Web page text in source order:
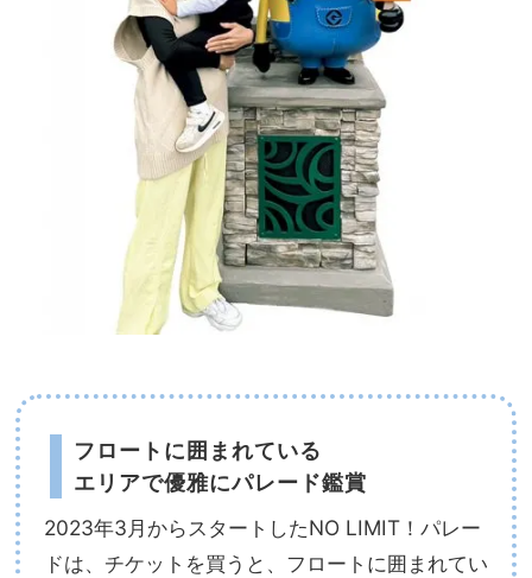
フロートに囲まれている
エリアで優雅にパレード鑑賞
2023年3月からスタートしたNO LIMIT！パレー
ドは、チケットを買うと、フロートに囲まれてい